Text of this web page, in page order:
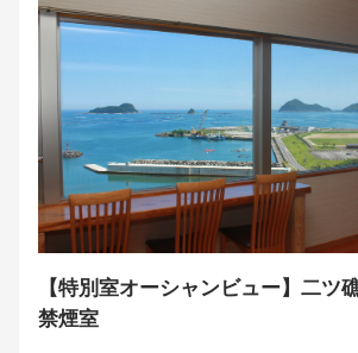
季節によって変わる味わいとともに、北浦で
きをお楽しみください。
\\\全10品 北浦の海と宮崎の恵みを味わう「
一皿の料理は、旅の記憶になる。
私たちは、旅の記憶に残るのは、ただ「何を
ないと思っています。
「誰と、どんな場所で食事の時間を過ごした
その時間こそが、あとになって心に残るので
北浦には、海の幸があります。
里で育てられた旬の食材があります。
けれど、その恵みの向こうには、たくさんの
【特別室オーシャンビュー】二ツ
禁煙室